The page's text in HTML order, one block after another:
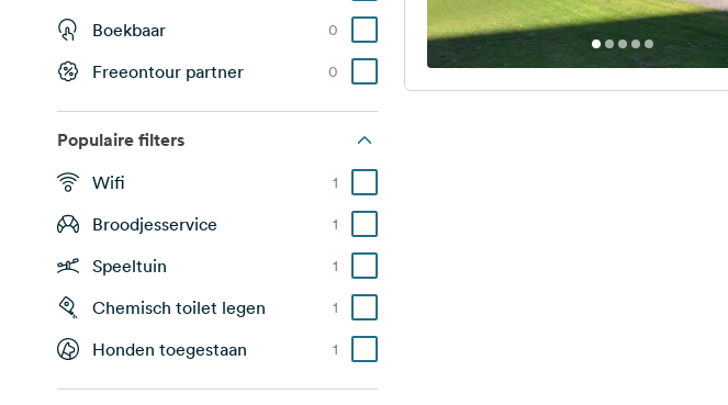
Boekbaar 0
Freeontour partner 0
Populaire filters
Wifi 1
Broodjesservice 1
Speeltuin 1
Chemisch toilet legen 1
Honden toegestaan 1